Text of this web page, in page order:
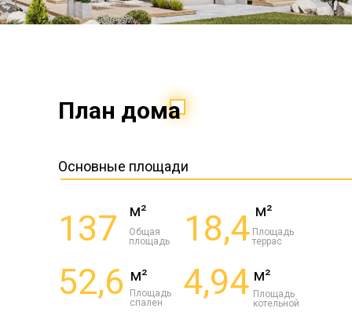
План дома
Основные площади
52,6
4,94
Площадь
спален
м²
Площадь
котельной
м²
137
Общая
площадь
м² 18,4 м²
Площадь
террас